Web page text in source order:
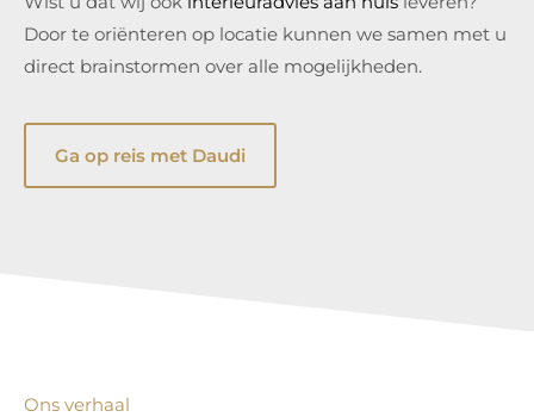
Door te oriënteren op locatie kunnen we samen met u
direct brainstormen over alle mogelijkheden.
Ga op reis met Daudi
Ons verhaal